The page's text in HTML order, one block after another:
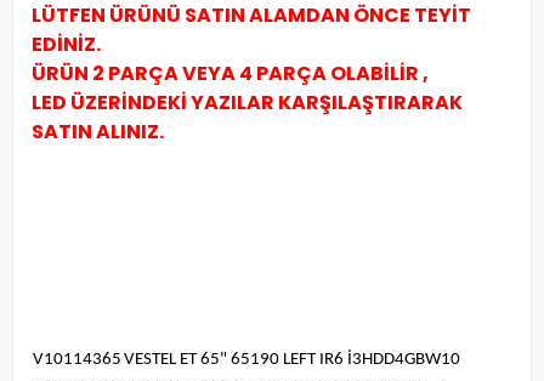
LÜTFEN ÜRÜNÜ SATIN ALAMDAN ÖNCE TEYİT
EDİNİZ.
ÜRÜN 2 PARÇA VEYA 4 PARÇA OLABİLİR ,
LED ÜZERİNDEKİ YAZILAR KARŞILAŞTIRARAK
SATIN ALINIZ.
V10114365 VESTEL ET 65" 65190 LEFT IR6 İ3HDD4GBW10